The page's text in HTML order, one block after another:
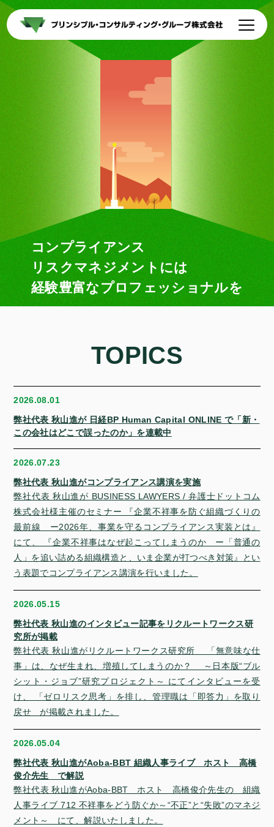
代表者紹介 支援実績
出版物一覧 会社情報
コンプライアンス
リスクマネジメントには
経験豊富なプロフェッショナルを
TOPICS
2026.08.01
弊社代表 秋山進が 日経BP Human Capital ONLINE で「新・
この会社はどこで誤ったのか」を連載中
2026.07.23
弊社代表 秋山進がコンプライアンス講演を実施
弊社代表 秋山進が BUSINESS LAWYERS / 弁護士ドットコム
株式会社様主催のセミナー 『企業不祥事を防ぐ組織づくりの
最前線 ー2026年、事業を守るコンプライアンス実装とは』
にて、 『企業不祥事はなぜ起こってしまうのか ー「普通の
人」を追い詰める組織構造と、いま企業が打つべき対策』とい
う表題でコンプライアンス講演を行いました。
2026.05.15
弊社代表 秋山進のインタビュー記事をリクルートワークス研
究所が掲載
弊社代表 秋山進がリクルートワークス研究所 「無意味な仕
事」は、なぜ生まれ、増殖してしまうのか？ ～日本版“ブル
シット・ジョブ”研究プロジェクト～ にてインタビューを受
け、 「ゼロリスク思考」を排し、管理職は「即答力」を取り
戻せ が掲載されました。
2026.05.04
弊社代表 秋山進がAoba-BBT 組織人事ライブ ホスト 高橋
俊介先生 で解説
弊社代表 秋山進がAoba-BBT ホスト 高橋俊介先生の 組織
人事ライブ 712 不祥事をどう防ぐか～“不正”と“失敗”のマネジ
メント～ にて、解説いたしました。